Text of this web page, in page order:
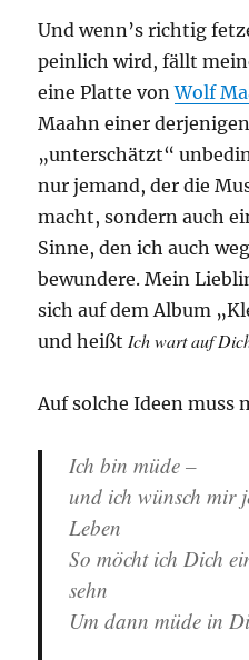
Und wenn’s richtig
peinlich wird, fällt
eine Platte vonWolf
Maahn einer
„unterschätzt“
nur jemand, der die
macht, sondern auch
Sinne, den ich auch
bewundere. Mein
sich auf dem Album
und heißtIch wart auf
Auf solche Ideen muss
Ich bin müde –
und ich wünsch mir
Leben
So möcht ich Dich
sehn
Um dann müde in